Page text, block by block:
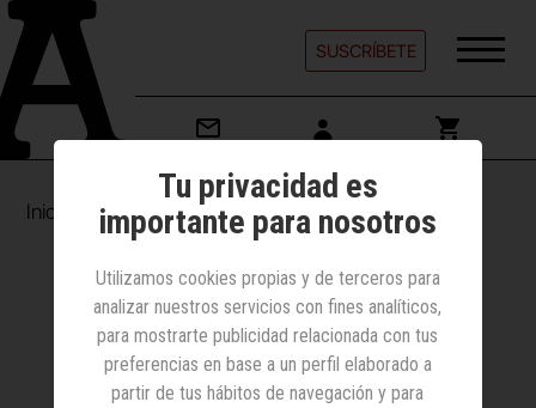
SUSCRÍBETE
Inicio Mi Cuenta Restablecer contraseña
Recuperarmi
contraseña
Tu privacidad es
importante para nosotros
Utilizamos cookies propias y de terceros para
analizar nuestros servicios con fines analíticos,
para mostrarte publicidad relacionada con tus
preferencias en base a un perfil elaborado a
partir de tus hábitos de navegación y para